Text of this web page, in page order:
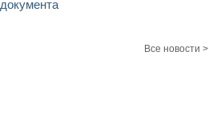
документа
Все новости >